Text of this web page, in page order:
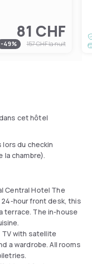
81 CHF
-49% 157 CHFla nuit
cet hôtel
du checkin
la chambre).
Central Hotel The
24-hour front desk, this
terrace. The in-house
with satellite
a wardrobe. All rooms